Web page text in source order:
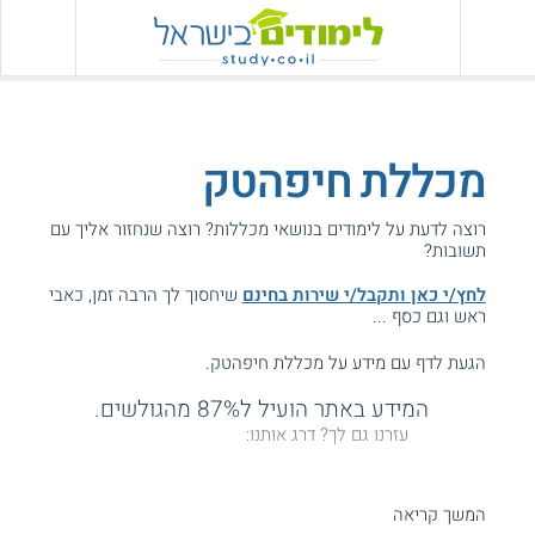
מכללת חיפהטק
רוצה לדעת על לימודים בנושאי מכללות? רוצה שנחזור אליך עם
תשובות?
לחץ/י כאן ותקבל/י שירות בחינם שיחסוך לך הרבה זמן, כאבי
ראש וגם כסף ...
הגעת לדף עם מידע על מכללת חיפהטק.
המידע באתר הועיל ל87% מהגולשים.
עזרנו גם לך? דרג אותנו:
המשך קריאה